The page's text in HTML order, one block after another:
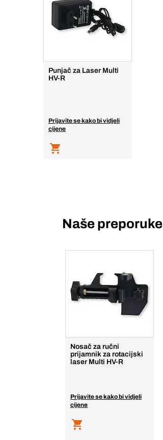
Punjač za Laser Multi
HV-R
Prijavite se kako bi vidjeli
cijene
Naše preporuke
Nosač za ručni
prijamnik za rotacijski
laser Multi HV-R
Prijavite se kako bi vidjeli
cijene